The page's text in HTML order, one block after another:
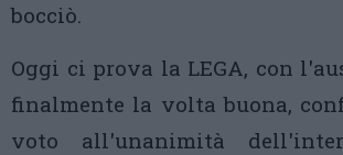
bocciò.
Oggi ci prova la LEGA, con
finalmente la volta buona,
voto all'unanimità